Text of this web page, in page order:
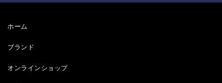
ホーム
ブランド
オンラインショップ